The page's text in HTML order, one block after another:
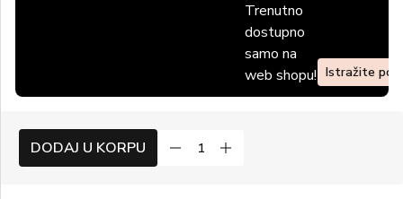
Trenutno
dostupno
samo na
web shopu! Istražite
DODAJ U KORPU